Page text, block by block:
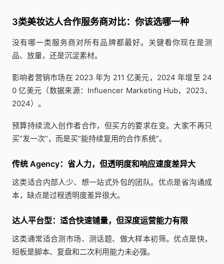
3类美妆达人合作服务商对比：你该选哪一种
没有哪一类服务商对所有品牌都最好。关键看你现在是测
品、放量，还是沉淀素材。
影响者营销市场在 2023 年为 211 亿美元，2024 年增至 24
0 亿美元（数据来源：Influencer Marketing Hub，2023、
2024）。
预算持续流入创作者合作，但买方的要求在变。大家不再只
买“发一次”，而是买“能持续复用的合作系统”。
传统 Agency：省人力，但透明度和响应速度差异大
这类适合内部人少、想一站式外包的团队。优点是省沟通成
本，缺点是过程透明度差异很大。
达人平台型：适合快速铺量，但深度运营能力有限
这类通常适合测市场、测话题、做大样本初筛。优点是快，
短板是脚本、复盘和二次利用能力未必强。